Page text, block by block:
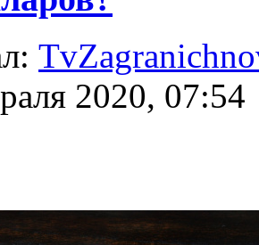
2020, 07:54